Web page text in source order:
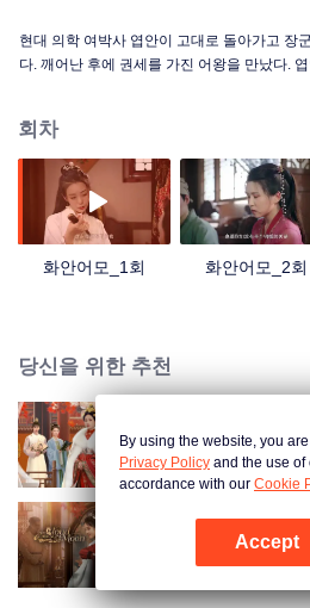
현대 의학 여박사 엽안이 고대로 돌아가고 장
다. 깨어난 후에 권세를 가진 어왕을 만났다.
회차
화안어모_1회 화안어모_2회
당신을 위한 추천
궁중의 격
The Cloud
By using the website, you
Privacy Policy and the use of
accordance with our Cookie
Accept